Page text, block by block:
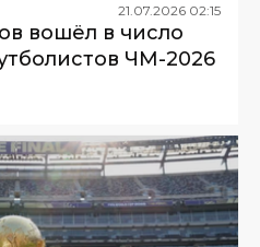
21 07 2026 02:15
вошёл в число
ЧМ-2026